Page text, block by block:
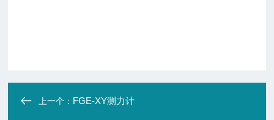
上一个： FGE-XY测力计